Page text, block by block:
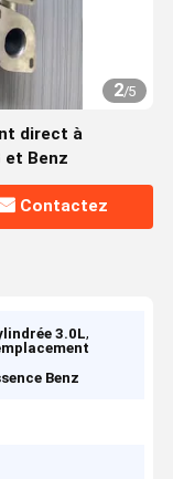
2/5
direct à
et Benz
Contactez
3.0L,
Benz